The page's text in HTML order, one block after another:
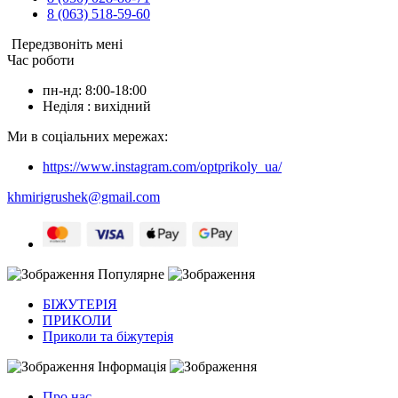
8 (063) 518-59-60
Передзвоніть мені
Час роботи
пн-нд: 8:00-18:00
Неділя : вихідний
Ми в соціальних мережах:
https://www.instagram.com/optprikoly_ua/
khmirigrushek@gmail.com
Популярне
БІЖУТЕРІЯ
ПРИКОЛИ
Приколи та біжутерія
Інформація